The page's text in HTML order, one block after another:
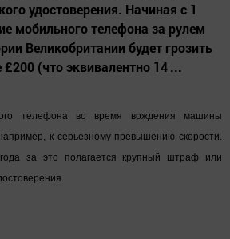
удостоверения. Начиная с 1
мобильного телефона за рулем
Великобритании будет грозить
(что эквивалентно 14 ...
телефона во время вождения машины
к серьезному превышению скорости.
за это полагается крупный штраф или